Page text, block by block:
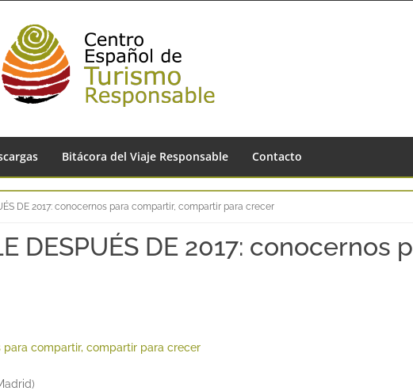
Bitácora del Viaje Responsable Contacto
DE 2017: conocernos para compartir, compartir para crecer
DESPUÉS DE 2017: conocernos
para compartir, compartir para crecer